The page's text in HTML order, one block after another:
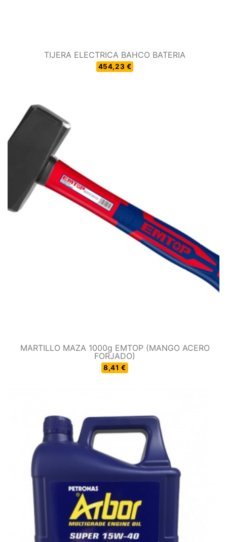
TIJERA ELECTRICA BAHCO BATERIA
454,23 €
MARTILLO MAZA 1000g EMTOP (MANGO ACERO
FORJADO)
8,41 €